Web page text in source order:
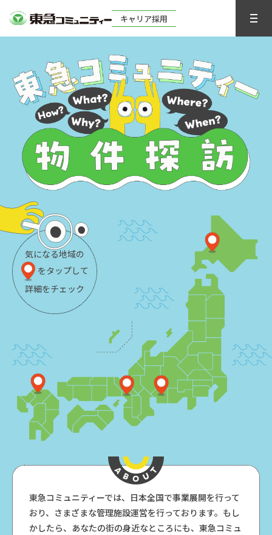
キャリア採用
気になる地域の
をタップして
詳細をチェック
東急コミュニティーでは、日本全国で事業展開を行って
おり、さまざまな管理施設運営を行っております。もし
かしたら、あなたの街の身近なところにも、東急コミュ